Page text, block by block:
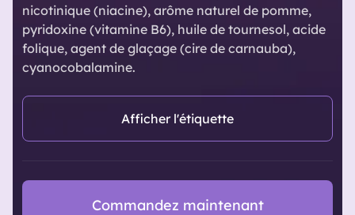
nicotinique (niacine), arôme naturel de pomme,
pyridoxine (vitamine B6), huile de tournesol, acide
folique, agent de glaçage (cire de carnauba),
cyanocobalamine.
Afficher l'étiquette
Commandez maintenant